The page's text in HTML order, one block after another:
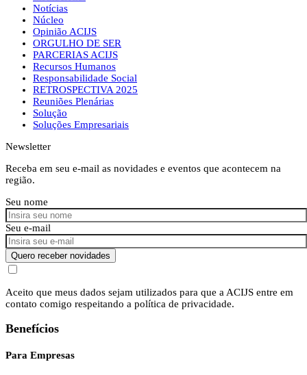
Notícias
Núcleo
Opinião ACIJS
ORGULHO DE SER
PARCERIAS ACIJS
Recursos Humanos
Responsabilidade Social
RETROSPECTIVA 2025
Reuniões Plenárias
Solução
Soluções Empresariais
Newsletter
Receba em seu e-mail as novidades e eventos que acontecem na
região.
Seu nome
Seu e-mail
Quero receber novidades
Aceito que meus dados sejam utilizados para que a ACIJS entre em
contato comigo respeitando a política de privacidade.
Benefícios
Para Empresas